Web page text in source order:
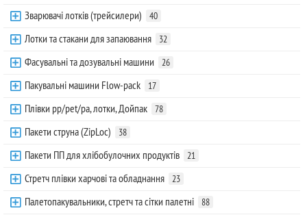
Зварювачі лотків (трейсилери) 40
Лотки та стакани для запаювання 32
Фасувальні та дозувальні машини 26
Пакувальні машини Flow-pack 17
Плівки pp/pet/pa, лотки, Дойпак 78
Пакети струна (ZipLoc) 38
Пакети ПП для хлібобулочних продуктів 21
Стретч плівки харчові та обладнання 23
Палетопакувальники, стретч та сітки палетні 88